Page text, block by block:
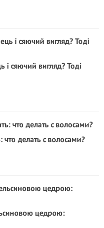
і сяючий вигляд? Тоді
что делать с волосами?
цедрою: